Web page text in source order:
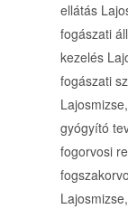
ellátás
fogászati
kezelés
fogászati
gyógyító
fogorvosi